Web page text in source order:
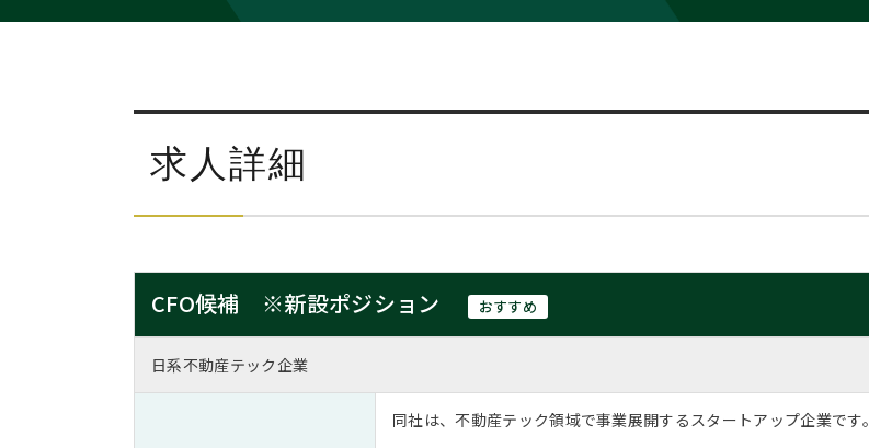
求人詳細
CFO候補 ※新設ポジション おすすめ
日系不動産テック企業
同社は、不動産テック領域で事業展開するスタートアップ企業です。